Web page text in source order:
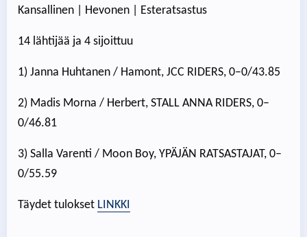
Kansallinen | Hevonen | Esteratsastus
14 lähtijää ja 4 sijoittuu
1) Janna Huhtanen / Hamont, JCC RIDERS, 0–0/43.85
2) Madis Morna / Herbert, STALL ANNA RIDERS, 0–
0/46.81
3) Salla Varenti / Moon Boy, YPÄJÄN RATSASTAJAT, 0–
0/55.59
Täydet tulokset LINKKI